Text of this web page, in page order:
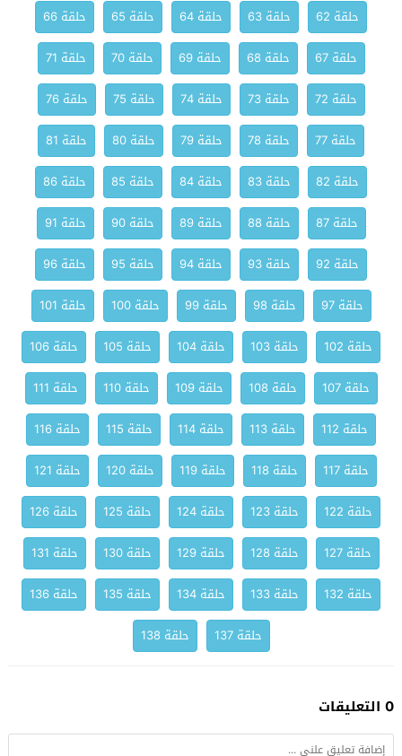
حلقة 62
حلقة 63 حلقة 64 حلقة 65
حلقة 66
حلقة 67
حلقة 68 حلقة 69 حلقة 70
حلقة 71
حلقة 72
حلقة 73 حلقة 74 حلقة 75
حلقة 76
حلقة 77
حلقة 78 حلقة 79 حلقة 80
حلقة 81
حلقة 82
حلقة 83 حلقة 84 حلقة 85
حلقة 86
حلقة 87
حلقة 88 حلقة 89 حلقة 90
حلقة 91
حلقة 92
حلقة 93 حلقة 94 حلقة 95
حلقة 96
حلقة 97
حلقة 98 حلقة 99 حلقة 100
حلقة 101
حلقة 102
حلقة 103 حلقة 104 حلقة 105
حلقة 106
حلقة 107
حلقة 108 حلقة 109 حلقة 110
حلقة 111
حلقة 112
حلقة 113 حلقة 114 حلقة 115
حلقة 116
حلقة 117
حلقة 118 حلقة 119 حلقة 120
حلقة 121
حلقة 122
حلقة 123 حلقة 124 حلقة 125
حلقة 126
حلقة 127
حلقة 128 حلقة 129 حلقة 130
حلقة 131
حلقة 132
حلقة 133 حلقة 134 حلقة 135
حلقة 136
حلقة 137
حلقة 138
0 التعليقات